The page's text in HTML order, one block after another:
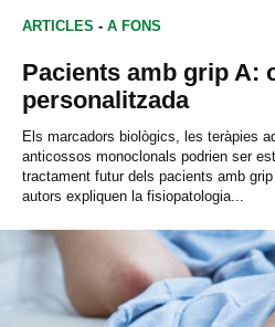
ARTICLES - A FONS
Pacients amb grip A:
personalitzada
Els marcadors biològics, les teràpies
anticossos monoclonals podrien ser
tractament futur dels pacients amb
autors expliquen la fisiopatologia...